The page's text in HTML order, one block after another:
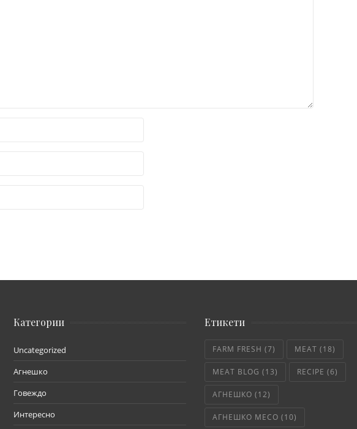
Категории
Uncategorized
Агнешко
Говеждо
Интересно
Етикети
FARM FRESH (7) MEAT (18)
MEAT BLOG (13) RECIPE (6)
АГНЕШКО (12)
АГНЕШКО МЕСО (10)